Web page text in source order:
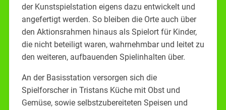
der Kunstspielstation eigens dazu entwickelt und
angefertigt werden. So bleiben die Orte auch über
den Aktionsrahmen hinaus als Spielort für Kinder,
die nicht beteiligt waren, wahrnehmbar und leitet zu
den weiteren, aufbauenden Spielinhalten über.
An der Basisstation versorgen sich die
Spielforscher in Tristans Küche mit Obst und
Gemüse, sowie selbstzubereiteten Speisen und